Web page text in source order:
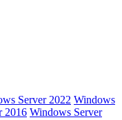
Server 2022 Windows
2016 Windows Server